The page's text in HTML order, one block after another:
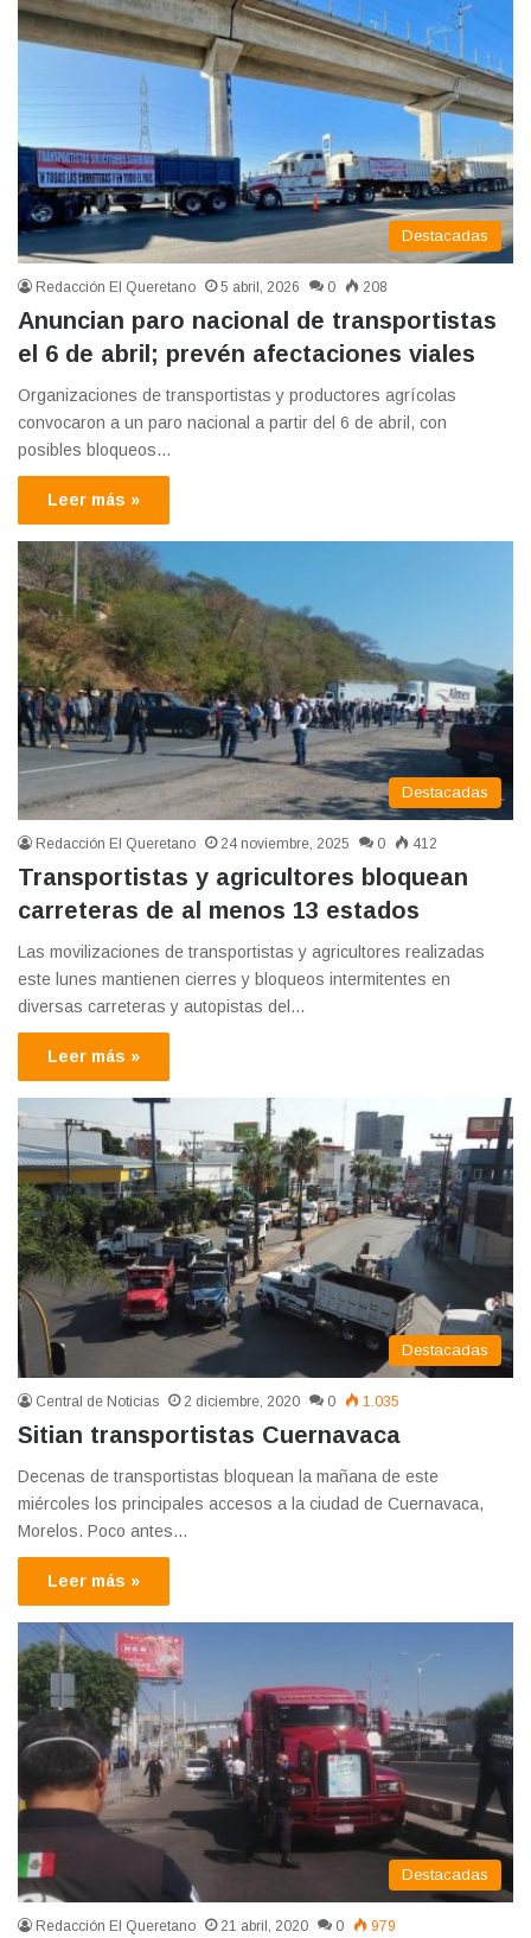
Destacadas
Redacción El Queretano 5 abril, 2026 0 208
Anuncian paro nacional de transportistas
el 6 de abril; prevén afectaciones viales
Organizaciones de transportistas y productores agrícolas
convocaron a un paro nacional a partir del 6 de abril, con
posibles bloqueos…
Leer más »
Destacadas
Redacción El Queretano 24 noviembre, 2025 0 412
Transportistas y agricultores bloquean
carreteras de al menos 13 estados
Las movilizaciones de transportistas y agricultores realizadas
este lunes mantienen cierres y bloqueos intermitentes en
diversas carreteras y autopistas del…
Leer más »
Destacadas
Central de Noticias 2 diciembre, 2020 0 1.035
Sitian transportistas Cuernavaca
Decenas de transportistas bloquean la mañana de este
miércoles los principales accesos a la ciudad de Cuernavaca,
Morelos. Poco antes…
Leer más »
Destacadas
Redacción El Queretano 21 abril, 2020 0 979